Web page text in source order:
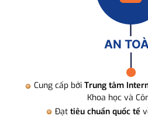
AN
Cung cấp bởi Trung tâm
Khoa học và
Đạt tiêu chuẩn quốc tế